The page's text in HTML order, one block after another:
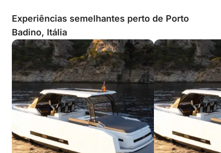
Experiências semelhantes perto de Porto
Badino, Itália